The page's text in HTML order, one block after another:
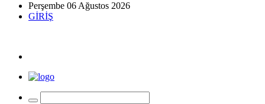
Perşembe 06 Ağustos 2026
GİRİŞ